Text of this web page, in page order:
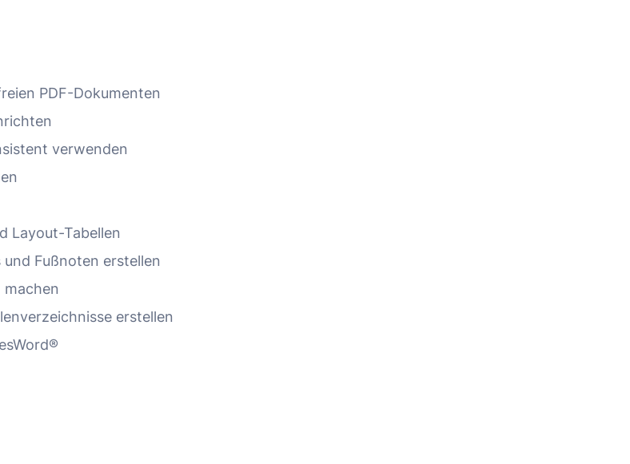
PDF-Dokumenten
verwenden
Layout-Tabellen
Fußnoten erstellen
machen
erstellen